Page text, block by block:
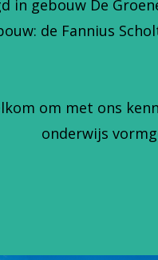
de Fannius
onderwijs